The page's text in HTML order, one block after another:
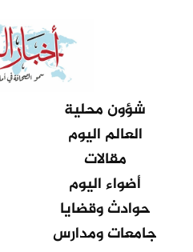
شؤون محلية
العالم اليوم
مقالات
أضواء اليوم
حوادث وقضايا
جامعات ومدارس